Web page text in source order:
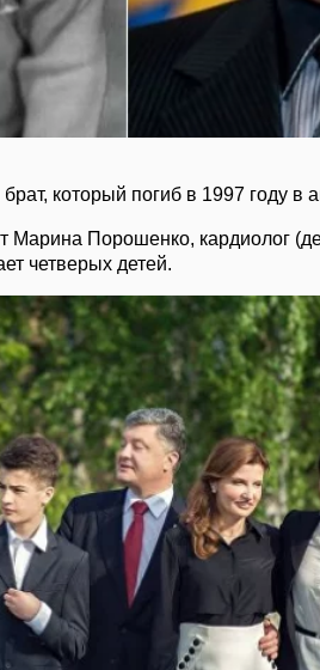
который погиб в 1997 году в
Марина Порошенко, кардиолог
четверых детей.